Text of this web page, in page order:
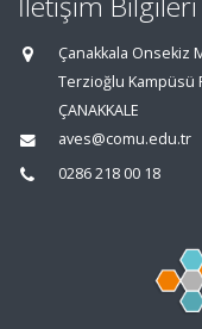
Çanakkala Onsekiz
Terzioğlu Kampüsü
ÇANAKKALE
aves@comu.edu.tr
0286 218 00 18